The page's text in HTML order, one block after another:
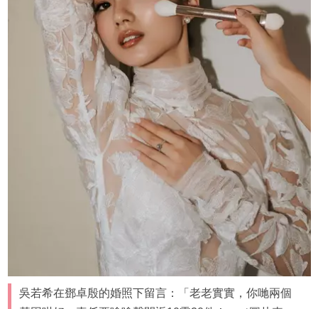
吳若希在鄧卓殷的婚照下留言：「老老實實，你哋兩個